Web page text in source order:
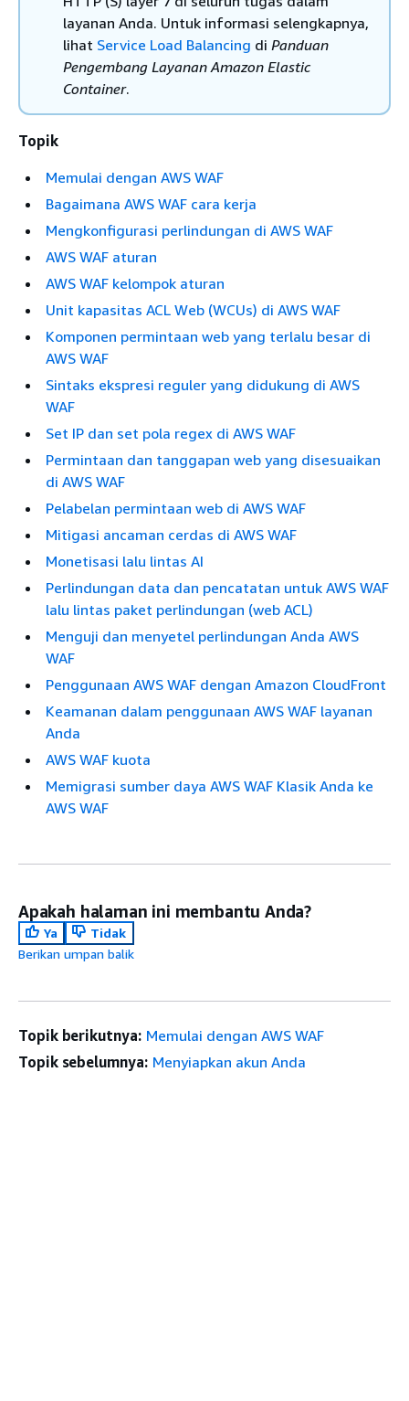
layanan Anda. Untuk informasi selengkapnya,
lihat Service Load Balancing di Panduan
Pengembang Layanan Amazon Elastic
Container.
Topik
Memulai dengan AWS WAF
Bagaimana AWS WAF cara kerja
Mengkonfigurasi perlindungan di AWS WAF
AWS WAF aturan
AWS WAF kelompok aturan
Unit kapasitas ACL Web (WCUs) di AWS WAF
Komponen permintaan web yang terlalu besar di
AWS WAF
Sintaks ekspresi reguler yang didukung di AWS
WAF
Set IP dan set pola regex di AWS WAF
Permintaan dan tanggapan web yang disesuaikan
di AWS WAF
Pelabelan permintaan web di AWS WAF
Mitigasi ancaman cerdas di AWS WAF
Monetisasi lalu lintas AI
Perlindungan data dan pencatatan untuk AWS WAF
lalu lintas paket perlindungan (web ACL)
Menguji dan menyetel perlindungan Anda AWS
WAF
Penggunaan AWS WAF dengan Amazon CloudFront
Keamanan dalam penggunaan AWS WAF layanan
Anda
AWS WAF kuota
Memigrasi sumber daya AWS WAF Klasik Anda ke
AWS WAF
Apakah halaman ini membantu Anda?
Ya
Tidak
Berikan umpan balik
Topik berikutnya: Memulai dengan AWS WAF
Topik sebelumnya: Menyiapkan akun Anda